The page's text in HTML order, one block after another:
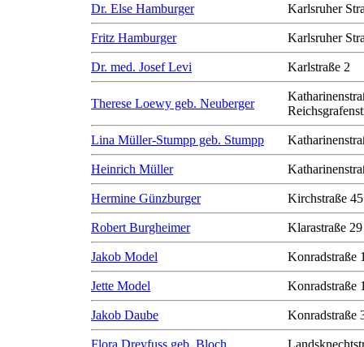
Dr. Else Hamburger Karlsruher
Fritz Hamburger Karlsruher
Dr. med. Josef Levi Karlstraße 2
Therese Loewy geb. Neuberger
Lina Müller-Stumpp geb. Stumpp
Heinrich Müller
Hermine Günzburger Kirchstraße 45
Robert Burgheimer Klarastraße 29
Jakob Model Konradstraße
Jette Model Konradstraße
Jakob Daube Konradstraße
Flora Dreyfuss geb. Bloch